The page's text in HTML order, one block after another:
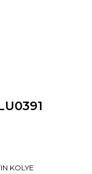
KOLYE